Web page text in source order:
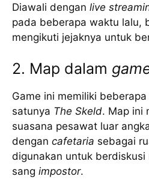
Diawali dengan live
pada beberapa waktu lalu,
mengikuti jejaknya untuk
2. Map dalam
Game ini memiliki
satunya The Skeld. Map ini
suasana pesawat luar
dengan cafetaria sebagai
digunakan untuk berdiskusi
sang impostor.